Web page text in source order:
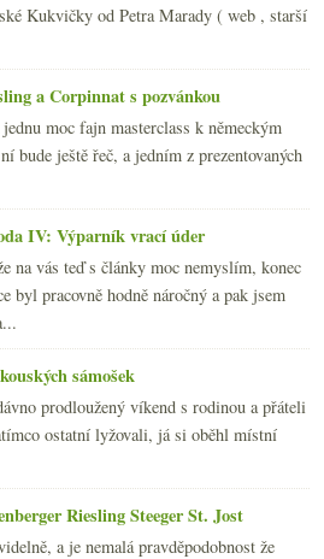
Kukvičky od Petra Marady ( web , starší
a Corpinnat s pozvánkou
moc fajn masterclass k německým
bude ještě řeč, a jedním z prezentovaných
IV: Výparník vrací úder
na vás teď s články moc nemyslím, konec
byl pracovně hodně náročný a pak jsem
sámošek
prodloužený víkend s rodinou a přáteli
ostatní lyžovali, já si oběhl místní
Riesling Steeger St. Jost
a je nemalá pravděpodobnost že